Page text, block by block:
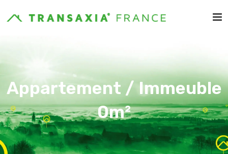
Appartement / Immeuble
0m²